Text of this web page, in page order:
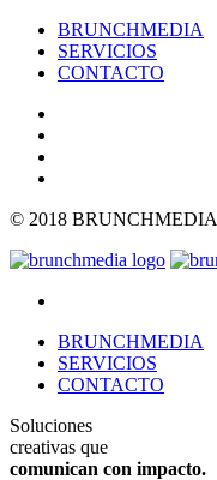
BRUNCHMEDIA
SERVICIOS
CONTACTO
© 2018 BRUNCHMEDIA
BRUNCHMEDIA
SERVICIOS
CONTACTO
Soluciones
creativas que
comunican con impacto.